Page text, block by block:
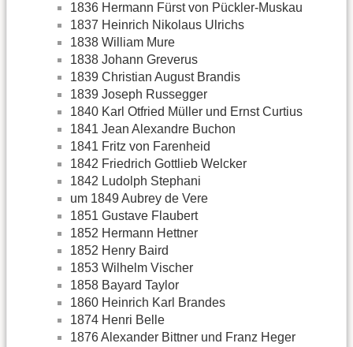
1836 Hermann Fürst von Pückler-Muskau
1837 Heinrich Nikolaus Ulrichs
1838 William Mure
1838 Johann Greverus
1839 Christian August Brandis
1839 Joseph Russegger
1840 Karl Otfried Müller und Ernst Curtius
1841 Jean Alexandre Buchon
1841 Fritz von Farenheid
1842 Friedrich Gottlieb Welcker
1842 Ludolph Stephani
um 1849 Aubrey de Vere
1851 Gustave Flaubert
1852 Hermann Hettner
1852 Henry Baird
1853 Wilhelm Vischer
1858 Bayard Taylor
1860 Heinrich Karl Brandes
1874 Henri Belle
1876 Alexander Bittner und Franz Heger